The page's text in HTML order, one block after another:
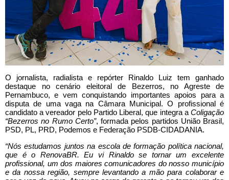
O jornalista, radialista e repórter Rinaldo Luiz tem ganhado
destaque no cenário eleitoral de Bezerros, no Agreste de
Pernambuco, e vem conquistando importantes apoios para a
disputa de uma vaga na Câmara Municipal. O profissional é
candidato a vereador pelo Partido Liberal,que integra aColigação
“Bezerros no Rumo Certo”, formada pelos partidos União Brasil,
PSD, PL, PRD, Podemos e Federação PSDB-CIDADANIA.
“Nós estudamos juntos na escola de formação política nacional,
que é o RenovaBR. Eu vi Rinaldo se tornar um excelente
profissional, um dos maiores comunicadores do nosso município
e da nossa região, sempre levantando a mão para colaborar e